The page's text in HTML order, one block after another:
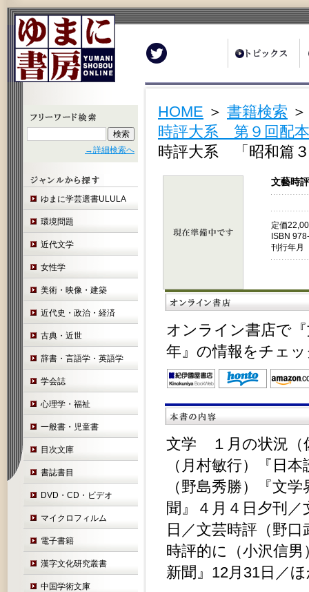
→詳細検索へ
ゆまに学芸選書ULULA
環境問題
近代文学
女性学
美術・映像・建築
近代史・政治・経済
古典・近世
辞書・言語学・英語学
学会誌
心理学・福祉
一般書・児童書
目次文庫
書誌書目
DVD・CD・ビデオ
マイクロフィルム
電子書籍
漢字文化研究叢書
中国学術文庫
HOME ＞ 書籍検索
時評大系 第９回配
時評大系 「昭和篇
文藝時
定価
ISBN
刊行年
オンライン書店で
年』の情報をチェ
文学 １月の状況（
（月村敏行）『日
（野島秀勝）『文
聞』４月４日夕刊
日／文芸時評（野
時評的に（小沢信
新聞』12月31日／